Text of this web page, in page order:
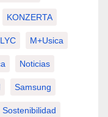
KONZERTA
M+usica
Noticias
Samsung
Sostenibilidad